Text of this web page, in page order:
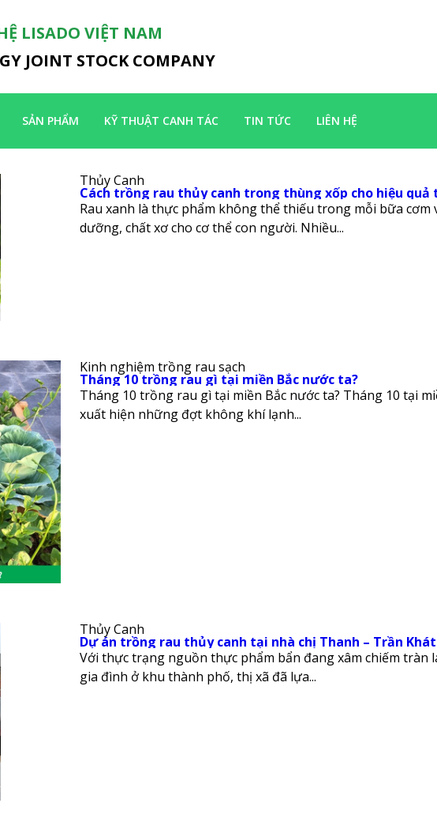
LISADO VIỆT NAM
JOINT STOCK COMPANY
SẢN PHẨM KỸ THUẬT CANH TÁC TIN TỨC LIÊN HỆ
Thủy Canh
Cách trồng rau thủy canh trong thùng xốp cho hiệu
Rau xanh là thực phẩm không thể thiếu trong mỗi bữa
dưỡng, chất xơ cho cơ thể con người. Nhiều...
Kinh nghiệm trồng rau sạch
Tháng 10 trồng rau gì tại miền Bắc nước ta?
Tháng 10 trồng rau gì tại miền Bắc nước ta? Tháng 10 tại
xuất hiện những đợt không khí lạnh...
Thủy Canh
Dự án trồng rau thủy canh tại nhà chị Thanh – Trần Khát
Với thực trạng nguồn thực phẩm bẩn đang xâm chiếm
gia đình ở khu thành phố, thị xã đã lựa...